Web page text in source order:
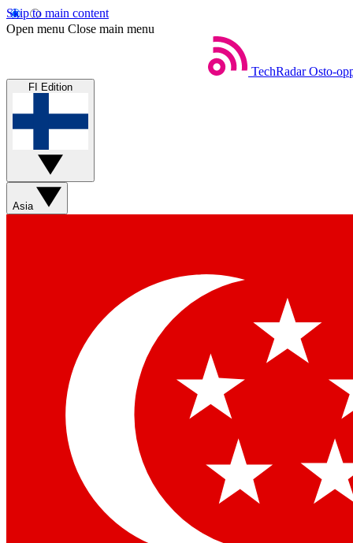
Skip to main content
Open menu Close main menu
TechRadar Osto-
FI Edition
Asia